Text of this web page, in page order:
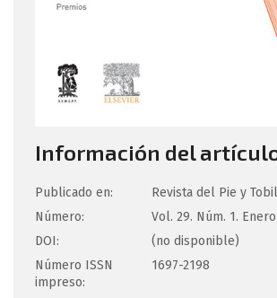
Información del
Publicado en:
Revista del Pie y
Número:
Vol. 29. Núm. 1.
DOI:
(no disponible)
Número ISSN
impreso:
1697-2198